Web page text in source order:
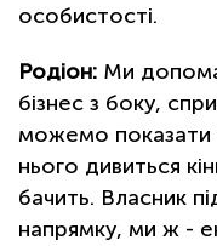
особистості.
Родіон: Ми
бізнес з боку,
можемо показати
нього дивиться
бачить. Власник
напрямку, ми ж -